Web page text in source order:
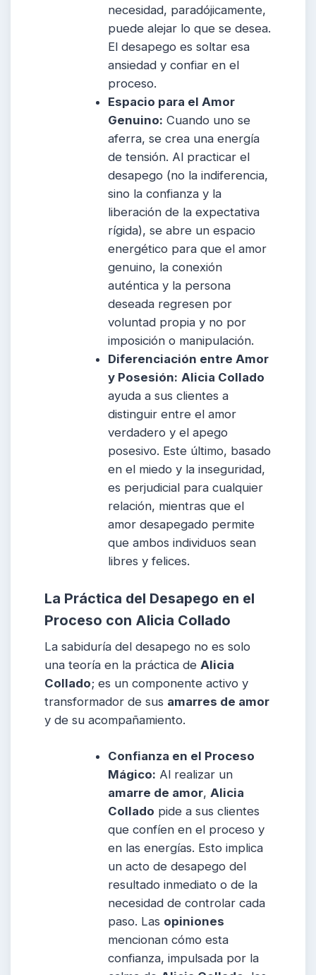
necesidad, paradójicamente,
puede alejar lo que se desea.
El desapego es soltar esa
ansiedad y confiar en el
proceso.
Espacio para el Amor
Genuino: Cuando uno se
aferra, se crea una energía
de tensión. Al practicar el
desapego (no la indiferencia,
sino la confianza y la
liberación de la expectativa
rígida), se abre un espacio
energético para que el amor
genuino, la conexión
auténtica y la persona
deseada regresen por
voluntad propia y no por
imposición o manipulación.
Diferenciación entre Amor
y Posesión: Alicia Collado
ayuda a sus clientes a
distinguir entre el amor
verdadero y el apego
posesivo. Este último, basado
en el miedo y la inseguridad,
es perjudicial para cualquier
relación, mientras que el
amor desapegado permite
que ambos individuos sean
libres y felices.
La Práctica del Desapego en el
Proceso con Alicia Collado
La sabiduría del desapego no es solo
una teoría en la práctica de Alicia
Collado; es un componente activo y
transformador de sus amarres de amor
y de su acompañamiento.
Confianza en el Proceso
Mágico: Al realizar un
amarre de amor,Alicia
Collado pide a sus clientes
que confíen en el proceso y
en las energías. Esto implica
un acto de desapego del
resultado inmediato o de la
necesidad de controlar cada
paso. Las opiniones
mencionan cómo esta
confianza, impulsada por la